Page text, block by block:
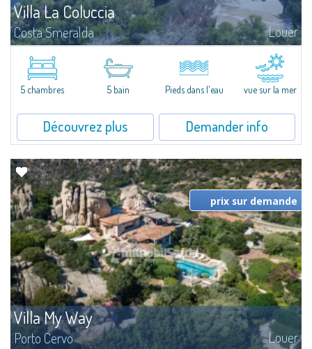
Villa La Coluccia
Costa Smeralda Louer
​Villa La Coluccia est une villa contemporaine en bord de mer. De réalisation
récente, conçue pour s'harmoniser avec l'environnement, elle se situe dans
une gated community de 10 villas...
5 chambres 5 bain Pieds dans l'eau vue sur la mer
Découvrez plus Demander info
Villa My Way
Porto Cervo Louer
prix sur demande